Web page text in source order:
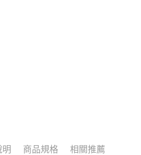
明 商品規格 相關推薦